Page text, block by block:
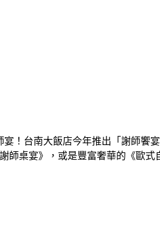
！台南大飯店今年推出「謝師饗宴
師桌宴》，或是豐富奢華的《歐式